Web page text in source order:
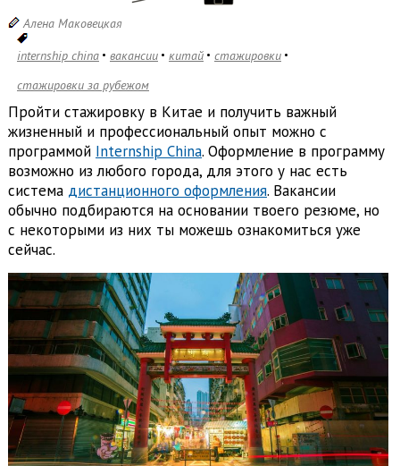
Алена Маковецкая
internship china
вакансии китай
стажировки
стажировки за рубежом
Пройти стажировку в Китае и получить важный
жизненный и профессиональный опыт можно с
программой Internship China. Оформление в программу
возможно из любого города, для этого у нас есть
система дистанционного оформления. Вакансии
обычно подбираются на основании твоего резюме, но
с некоторыми из них ты можешь ознакомиться уже
сейчас.